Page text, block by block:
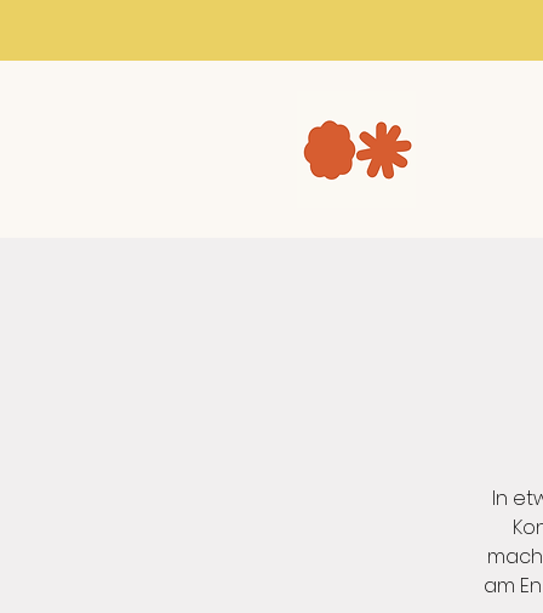
In
am